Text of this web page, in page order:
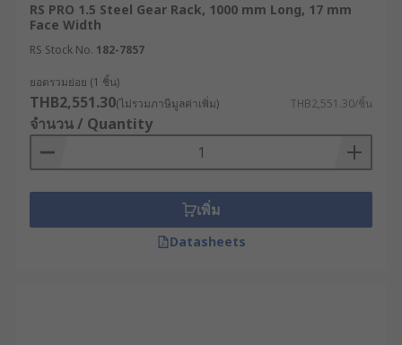
RS PRO 1.5 Steel Gear Rack, 1000 mm Long, 17 mm
Face Width
RS Stock No. 182-7857
ยอดรวมย่อย (1 ชิ้น)
THB2,551.30(ไม่รวมภาษีมูลค่าเพิ่ม) THB2,551.30/ชิ้น
จำนวน / Quantity
เพิ่ม
Datasheets